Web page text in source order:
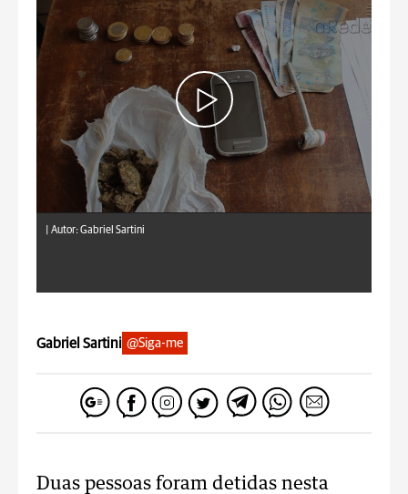
Autor: Gabriel Sartini
Gabriel Sartini @Siga-me
Duas pessoas foram detidas nesta